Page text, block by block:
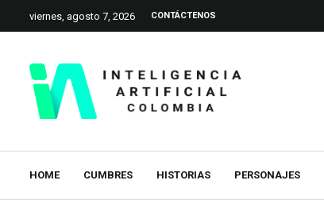
viernes, agosto 7, 2026 CONTÁCTENOS
HOME CUMBRES HISTORIAS PERSONAJES